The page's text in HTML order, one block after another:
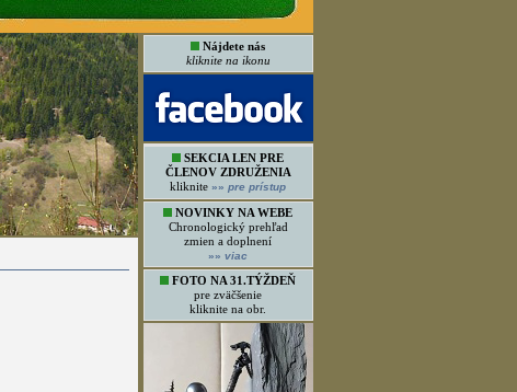
Nájdete nás
kliknite na ikonu
SEKCIA LEN PRE
ČLENOV ZDRUŽENIA
kliknite »» pre prístup
NOVINKY NA WEBE
Chronologický prehľad
zmien a doplnení
»» viac
FOTO NA 31.TÝŽDEŇ
pre zväčšenie
kliknite na obr.